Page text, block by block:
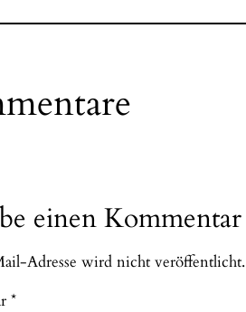
einen Kommentar
Adresse wird nicht veröffentlicht.
*